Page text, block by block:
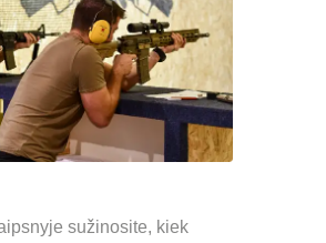
sužinosite, kiek